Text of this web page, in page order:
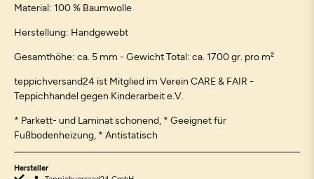
Material: 100 % Baumwolle
Herstellung: Handgewebt
Gesamthöhe: ca. 5 mm - Gewicht Total: ca. 1700 gr. pro m²
teppichversand24 ist Mitglied im Verein CARE & FAIR -
Teppichhandel gegen Kinderarbeit e.V.
* Parkett- und Laminat schonend, * Geeignet für
Fußbodenheizung, * Antistatisch
Hersteller